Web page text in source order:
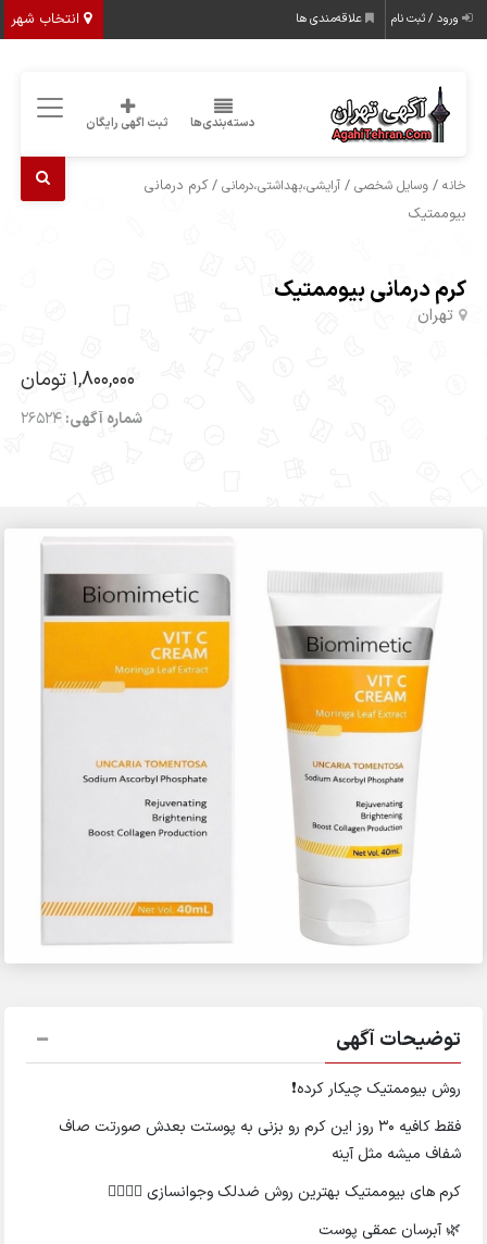
انتخاب شهر ورود / ثبت نام علاقه‌مندی ها
دسته‌بندی‌ها ثبت اگهی رایگان
خانه /وسایل شخصی /آرایشی،بهداشتی،درمانی / کرم درمانی
بیوممتیک
کرم درمانی بیوممتیک
تهران
1,800,000 تومان
شماره آگهی:26524
توضیحات آگهی
روش بیوممتیک چیکار کرده❗
فقط کافیه ۳۰ روز این کرم رو بزنی به پوستت بعدش صورتت صاف
شفاف میشه مثل آینه
کرم های بیوممتیک بهترین روش ضدلک وجوانسازی 👇🏻👇🏻
🌿 آبرسان عمقی پوست